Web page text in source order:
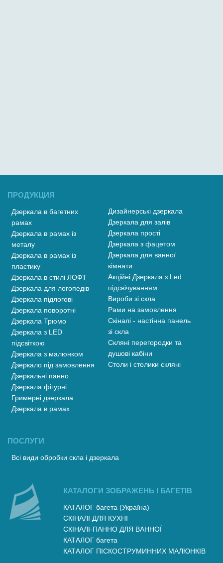
ПРОДУКЦИЯ
Дзеркала в багетних
рамах
Дзеркала в рамах із
металу
Дзеркала в рамах із
пластику
Дзеркала в стилі ЛОФТ
Дзеркала для логопедів
Дзеркала підлогові
Дзеркала поворотні
Дзеркала Трюмо
Дзеркала з LED
підсвіткою
Дзеркала з малюнком
Дзеркало під замовлення
Дзеркальні панно
Дзеркала фігурні
Гримерні дзеркала
Дзеркала в рамах
Дизайнерські дзеркала
Дзеркала для залів
Дзеркала прості
Дзеркала з фацетом
Дзеркала для ванної
кімнати
Акційні Дзеркала з Led
підсвічуванням
Вироби зі скла
Рами на замовлення
Скіналі - настінна панель
зі скла
Скляні перегородки та
душові кабіни
Столи і столики скляні
ПОСЛУГИ
Всі види обробки скла і дзеркала
КАТАЛОГИ ЗОБРАЖЕНЬ І БАГЕТІВ
КАТАЛОГ багета (Україна)
СКІНАЛІ ДЛЯ КУХНІ
СКІНАЛІ-ПАННО ДЛЯ ВАННОЇ
КАТАЛОГ багета
КАТАЛОГ ПІСКОСТРУМИННИХ МАЛЮНКІВ